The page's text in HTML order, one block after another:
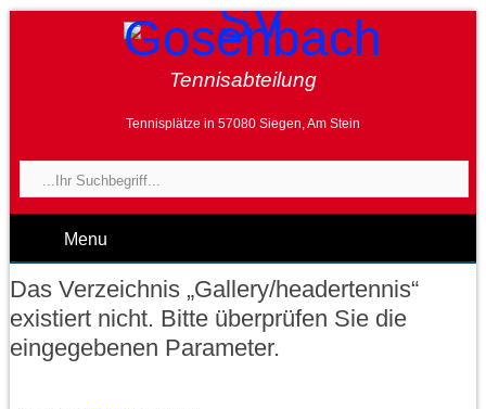
Tennisabteilung
Tennisplätze in 57080 Siegen, Am Stein
Menu
Das Verzeichnis „Gallery/headertennis“
existiert nicht. Bitte überprüfen Sie die
eingegebenen Parameter.